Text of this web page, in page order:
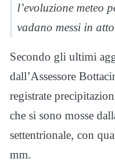
l’evoluzione meteo
vadano messi in
Secondo gli ultimi
dall’Assessore
registrate
che si sono mosse
settentrionale, con
mm.